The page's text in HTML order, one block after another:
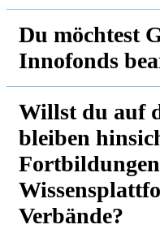
Du möchtest
Innofonds
Willst du auf
bleiben
Verbände?